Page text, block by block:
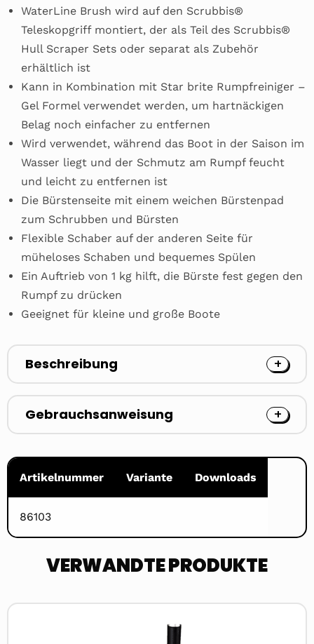
WaterLine Brush wird auf den Scrubbis®
Teleskopgriff montiert, der als Teil des Scrubbis®
Hull Scraper Sets oder separat als Zubehör
erhältlich ist
Kann in Kombination mit Star brite Rumpfreiniger –
Gel Formel verwendet werden, um hartnäckigen
Belag noch einfacher zu entfernen
Wird verwendet, während das Boot in der Saison im
Wasser liegt und der Schmutz am Rumpf feucht
und leicht zu entfernen ist
Die Bürstenseite mit einem weichen Bürstenpad
zum Schrubben und Bürsten
Flexible Schaber auf der anderen Seite für
müheloses Schaben und bequemes Spülen
Ein Auftrieb von 1 kg hilft, die Bürste fest gegen den
Rumpf zu drücken
Geeignet für kleine und große Boote
Beschreibung
Gebrauchsanweisung
Artikelnummer Variante Downloads
86103
VERWANDTE PRODUKTE
Read